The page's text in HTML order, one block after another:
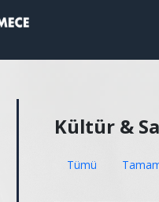
Kültür &
Tümü